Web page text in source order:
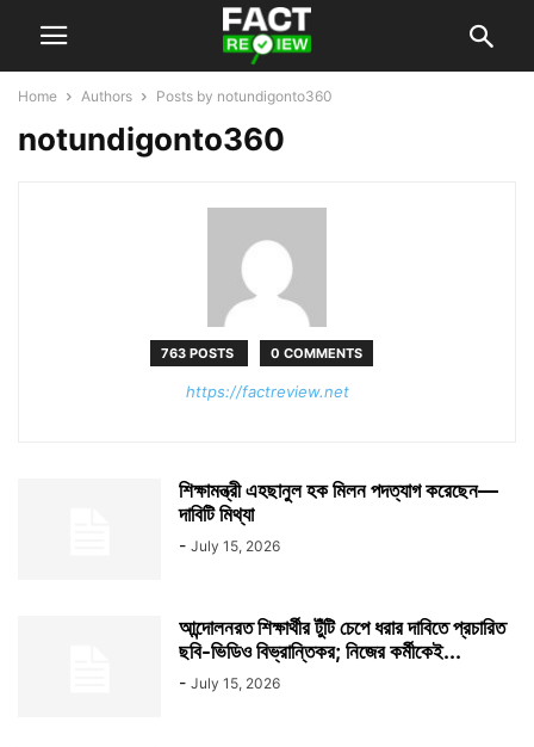
Home Authors Posts by notundigonto360
notundigonto360
763 POSTS 0 COMMENTS
https://factreview.net
শিক্ষামন্ত্রী এহছানুল হক মিলন পদত্যাগ করেছেন—
দাবিটি মিথ্যা
- July 15, 2026
আন্দোলনরত শিক্ষার্থীর টুঁটি চেপে ধরার দাবিতে প্রচারিত
ছবি-ভিডিও বিভ্রান্তিকর; নিজের কর্মীকেই...
- July 15, 2026